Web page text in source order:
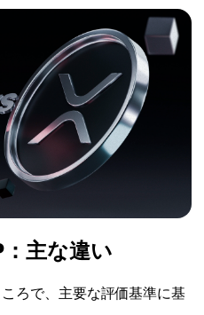
主な違い
ろで、主要な評価基準に基